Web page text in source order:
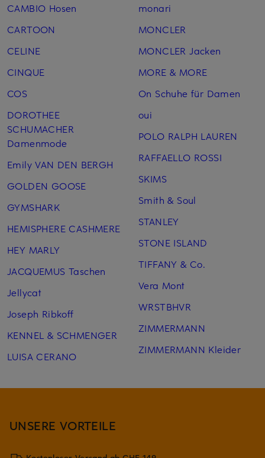
CAMBIO Hosen
CARTOON
CELINE
CINQUE
COS
DOROTHEE
SCHUMACHER
Damenmode
Emily VAN DEN BERGH
GOLDEN GOOSE
GYMSHARK
HEMISPHERE CASHMERE
HEY MARLY
JACQUEMUS Taschen
Jellycat
Joseph Ribkoff
KENNEL & SCHMENGER
LUISA CERANO
monari
MONCLER
MONCLER Jacken
MORE & MORE
On Schuhe für Damen
oui
POLO RALPH LAUREN
RAFFAELLO ROSSI
SKIMS
Smith & Soul
STANLEY
STONE ISLAND
TIFFANY & Co.
Vera Mont
WRSTBHVR
ZIMMERMANN
ZIMMERMANN Kleider
UNSERE VORTEILE